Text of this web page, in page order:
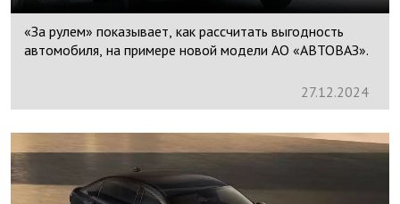
«За рулем» показывает, как рассчитать выгодность
автомобиля, на примере новой модели АО «АВТОВАЗ».
27.12.2024